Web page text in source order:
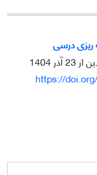
ریزی درسی
از 23 آذر 1404
https://